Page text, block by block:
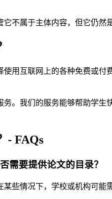
不属于主体内容，但它仍然
用互联网上的各种免费或付
务。我们的服务能够帮助学
- FAQs
需要提供论文的目录？
些情况下，学校或机构可能